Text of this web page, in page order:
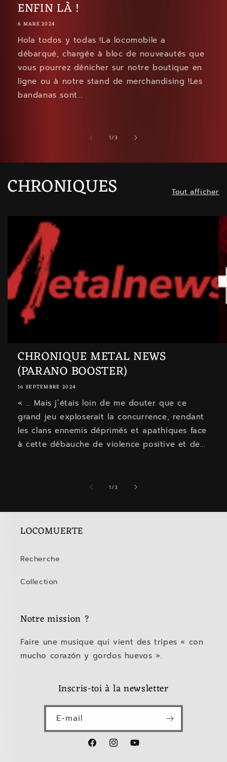
ENFIN LÀ !
6 MARS 2024
Hola todos y todas !La locomobile a
débarqué, chargée à bloc de nouveautés que
vous pourrez dénicher sur notre boutique en
ligne ou à notre stand de merchandising !Les
bandanas sont...
1/de
3
CHRONIQUES Tout afficher
CHRONIQUE METAL NEWS
(PARANO BOOSTER)
16 SEPTEMBRE 2024
« … Mais j’étais loin de me douter que ce
grand jeu exploserait la concurrence, rendant
les clans ennemis déprimés et apathiques face
à cette débauche de violence positive et de...
1/de
3
LOCOMUERTE
Recherche
Collection
Notre mission ?
Faire une musique qui vient des tripes « con
mucho corazón y gordos huevos ».
Inscris-toi à la newsletter
E-mail
FacebookInstagramYouTube